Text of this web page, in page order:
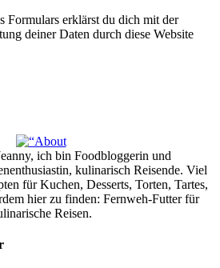
Formulars erklärst du dich mit der
deiner Daten durch diese Website
ich bin Foodbloggerin und
kulinarisch Reisende. Viel
für Kuchen, Desserts, Torten, Tartes,
hier zu finden: Fernweh-Futter für
Reisen.